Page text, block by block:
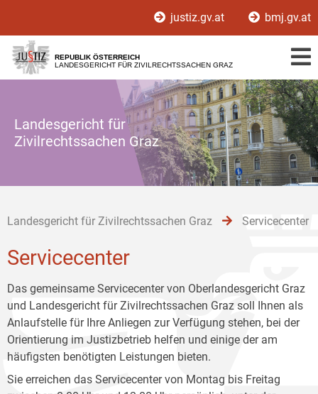
[1]
[2]
[3]
justiz.gv.at bmj.gv.at
REPUBLIK ÖSTERREICH
LANDESGERICHT FÜR ZIVILRECHTSSACHEN GRAZ
Landesgericht für
Zivilrechtssachen Graz
Landesgericht für Zivilrechtssachen Graz Servicecenter
Servicecenter
Das gemeinsame Servicecenter von Oberlandesgericht Graz
und Landesgericht für Zivilrechtssachen Graz soll Ihnen als
Anlaufstelle für Ihre Anliegen zur Verfügung stehen, bei der
Orientierung im Justizbetrieb helfen und einige der am
häufigsten benötigten Leistungen bieten.
Sie erreichen das Servicecenter von Montag bis Freitag